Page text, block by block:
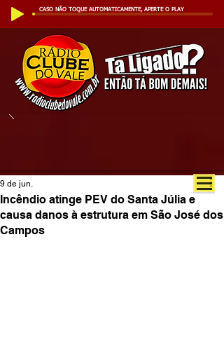
CASO NÃO TOQUE AUTOMATICAMENTE, APERTE O PLAY
Incêndio atinge PEV do Santa Júlia e
causa danos à estrutura em São José dos
Campos
9 de jun.